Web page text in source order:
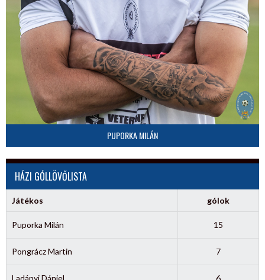
PUPORKA MILÁN
HÁZI GÓLLÖVŐLISTA
Játékos gólok
Puporka Milán 15
Pongrácz Martin 7
Ladányi Dániel 6